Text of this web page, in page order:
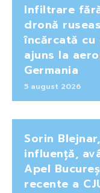
Infiltrare
dronă
încărcată cu
ajuns la
Germania
5 august 2026
Sorin
influență,
Apel
recente a